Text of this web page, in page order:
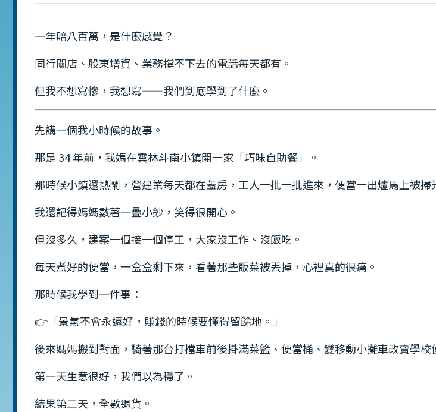
一年賠八百萬，是什麼感覺？
同行關店、股東增資、業務撐不下去的電話每天都有。
但我不想寫慘，我想寫——我們到底學到了什麼。
先講一個我小時候的故事。
那是 34 年前，我媽在雲林斗南小鎮開一家「巧味自助餐」。
那時候小鎮還熱鬧，營建業每天都在蓋房，工人一批一批進來，便當一出爐馬上被掃
我還記得媽媽數著一疊小鈔，笑得很開心。
但沒多久，建案一個接一個停工，大家沒工作、沒飯吃。
每天煮好的便當，一盒盒剩下來，看著那些飯菜被丟掉，心裡真的很痛。
那時候我學到一件事：
👉「景氣不會永遠好，賺錢的時候要懂得留餘地。」
後來媽媽搬到對面，騎著那台打檔車前後掛滿菜籃、便當桶、變移動小攤車改賣學校
第一天生意很好，我們以為穩了。
結果第二天，全數退貨。